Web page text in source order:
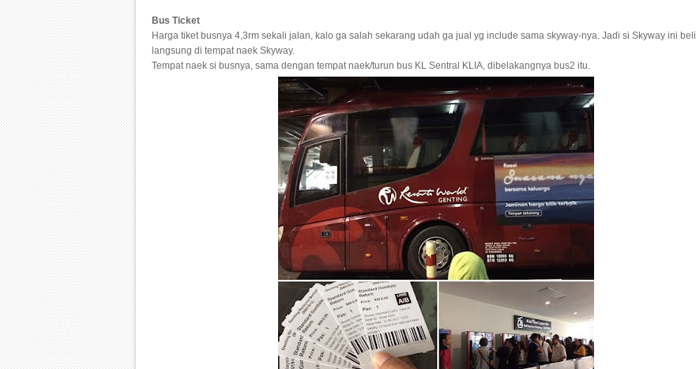
Bus Ticket
Harga tiket busnya 4,3rm sekali jalan, kalo ga salah sekarang udah ga jual yg include sama skyway-nya. Jadi si Skyway ini beli
langsung di tempat naek Skyway.
Tempat naek si busnya, sama dengan tempat naek/turun bus KL Sentral KLIA, dibelakangnya bus2 itu.